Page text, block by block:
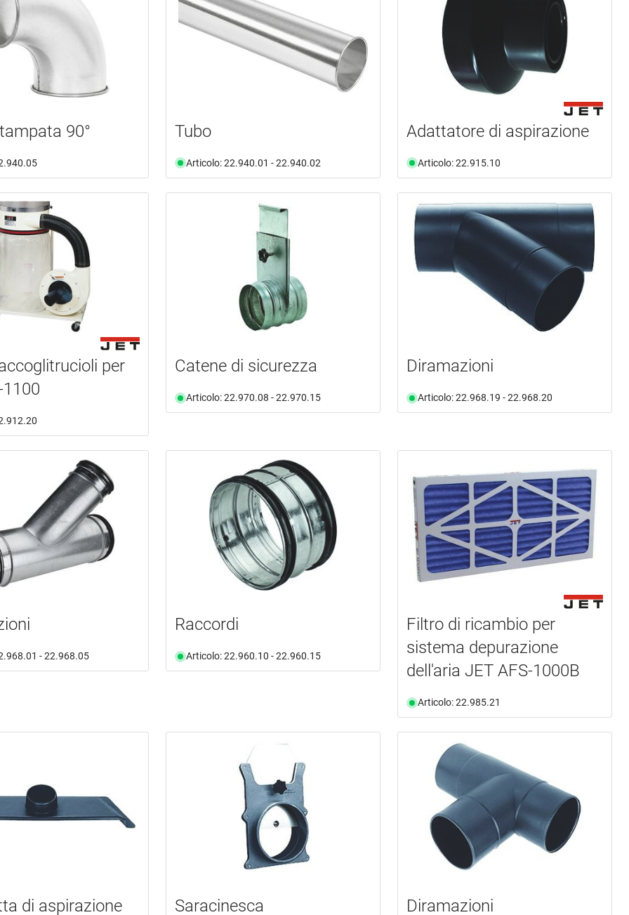
90° Tubo
Articolo: 22.940.01 - 22.940.02
Adattatore di aspirazione
Articolo: 22.915.10
per
Catene di sicurezza
Articolo: 22.970.08 - 22.970.15
Diramazioni
Articolo: 22.968.19 - 22.968.20
- 22.968.05
Raccordi
Articolo: 22.960.10 - 22.960.15
Filtro di ricambio per
sistema depurazione
dell'aria JET AFS-1000B
Articolo: 22.985.21
di aspirazione Saracinesca Diramazioni